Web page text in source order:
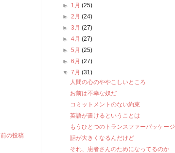
前の投稿
► 1月(25)
►2月(24)
►3月(27)
►4月(27)
►5月(25)
►6月(27)
▼7月(31)
人間の心のややこしいところ
お前は不幸な奴だ
コミットメントのない約束
英語が書けるということは
もうひとつのトランスファーパッケージ
話が大きくなるんだけど
それ、患者さんのためになってるのか